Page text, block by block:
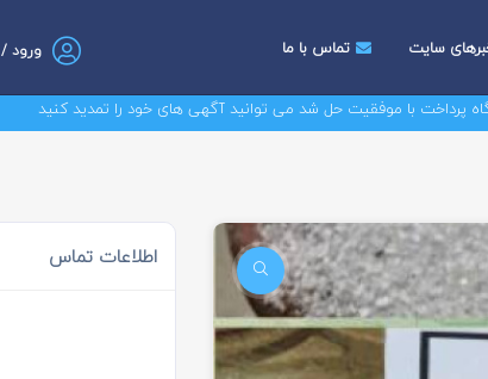
ورود سایت تماس با ما
با موفقیت حل شد می توانید آگهی های خود را تمدید کنید
اطلاعات تماس